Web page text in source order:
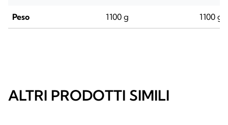
Peso 1100 g 1100 g
ALTRI PRODOTTI SIMILI